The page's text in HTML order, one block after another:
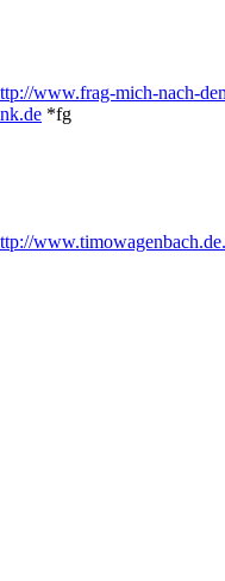
www.frag-mich-nach-
*fg